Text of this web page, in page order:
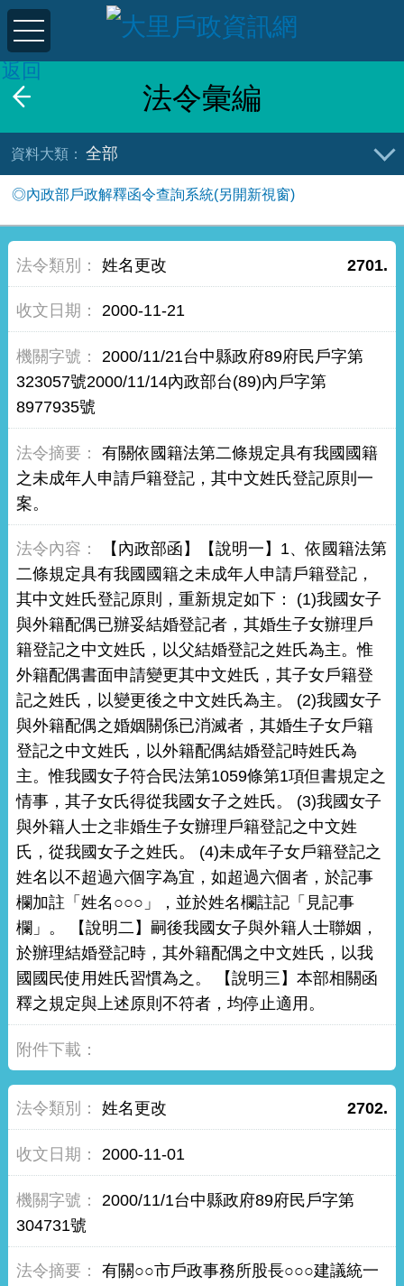
法令彙編
返回
全部
◎內政部戶政解釋函令查詢系統(另開新視窗)
2701.
姓名更改
2000-11-21
2000/11/21台中縣政府89府民戶字第
323057號2000/11/14內政部台(89)內戶字第
8977935號
有關依國籍法第二條規定具有我國國籍
之未成年人申請戶籍登記，其中文姓氏登記原則一
案。
【內政部函】【說明一】1、依國籍法第
二條規定具有我國國籍之未成年人申請戶籍登記，
其中文姓氏登記原則，重新規定如下： (1)我國女子
與外籍配偶已辦妥結婚登記者，其婚生子女辦理戶
籍登記之中文姓氏，以父結婚登記之姓氏為主。惟
外籍配偶書面申請變更其中文姓氏，其子女戶籍登
記之姓氏，以變更後之中文姓氏為主。 (2)我國女子
與外籍配偶之婚姻關係已消滅者，其婚生子女戶籍
登記之中文姓氏，以外籍配偶結婚登記時姓氏為
主。惟我國女子符合民法第1059條第1項但書規定之
情事，其子女氏得從我國女子之姓氏。 (3)我國女子
與外籍人士之非婚生子女辦理戶籍登記之中文姓
氏，從我國女子之姓氏。 (4)未成年子女戶籍登記之
姓名以不超過六個字為宜，如超過六個者，於記事
欄加註「姓名○○○」，並於姓名欄註記「見記事
欄」。 【說明二】嗣後我國女子與外籍人士聯姻，
於辦理結婚登記時，其外籍配偶之中文姓氏，以我
國國民使用姓氏習慣為之。 【說明三】本部相關函
釋之規定與上述原則不符者，均停止適用。
2702.
姓名更改
2000-11-01
2000/11/1台中縣政府89府民戶字第
304731號
有關○○市戶政事務所股長○○○建議統一